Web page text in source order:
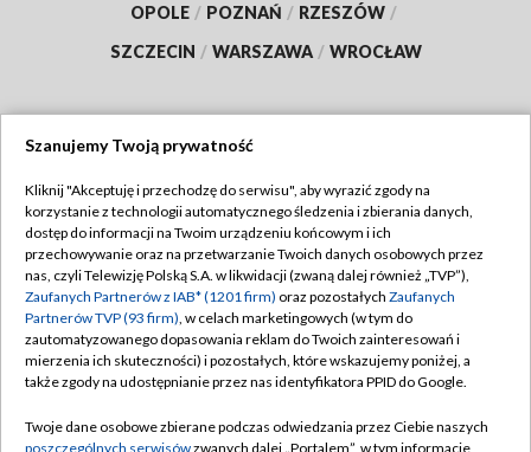
OPOLE / POZNAŃ / RZESZÓW /
SZCZECIN / WARSZAWA / WROCŁAW
TVP
Abonament TVP
Emisja w TVP
Centrum informacji TVP
Naziemna Telewizja Cyfrowa
Rada Programowa
Regulamin TVP
Polityka prywatności
Moje zgody
Pomoc
Szanujemy Twoją prywatność
Kliknij "Akceptuję i przechodzę do serwisu", aby wyrazić zgody na
korzystanie z technologii automatycznego śledzenia i zbierania danych,
dostęp do informacji na Twoim urządzeniu końcowym i ich
przechowywanie oraz na przetwarzanie Twoich danych osobowych przez
nas, czyli Telewizję Polską S.A. w likwidacji (zwaną dalej również „TVP”),
Zaufanych Partnerów z IAB* (1201 firm) oraz pozostałych Zaufanych
Partnerów TVP (93 firm), w celach marketingowych (w tym do
zautomatyzowanego dopasowania reklam do Twoich zainteresowań i
mierzenia ich skuteczności) i pozostałych, które wskazujemy poniżej, a
także zgody na udostępnianie przez nas identyfikatora PPID do Google.
Twoje dane osobowe zbierane podczas odwiedzania przez Ciebie naszych
poszczególnych serwisówzwanych dalej „Portalem”, w tym informacje